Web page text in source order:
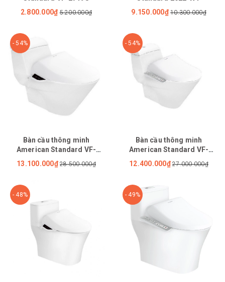
2.800.000₫ 5.200.000₫
9.150.000₫ 10.300.000₫
- 54%
Bàn cầu thông minh
American Standard VF-
2010PR
13.100.000₫ 28.500.000₫
- 54%
Bàn cầu thông minh
American Standard VF-
2010PL
12.400.000₫ 27.000.000₫
- 48% - 49%